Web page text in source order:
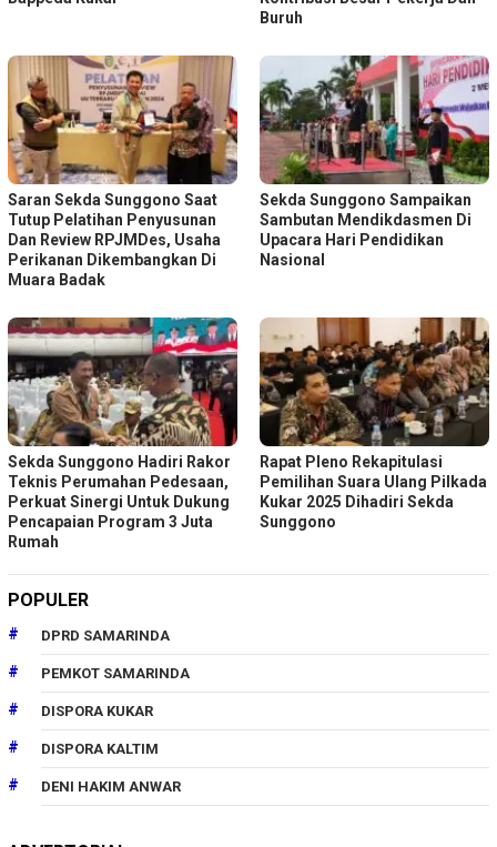
Buruh
Saran Sekda Sunggono Saat
Tutup Pelatihan Penyusunan
Dan Review RPJMDes, Usaha
Perikanan Dikembangkan Di
Muara Badak
Sekda Sunggono Sampaikan
Sambutan Mendikdasmen Di
Upacara Hari Pendidikan
Nasional
Sekda Sunggono Hadiri Rakor
Teknis Perumahan Pedesaan,
Perkuat Sinergi Untuk Dukung
Pencapaian Program 3 Juta
Rumah
Rapat Pleno Rekapitulasi
Pemilihan Suara Ulang Pilkada
Kukar 2025 Dihadiri Sekda
Sunggono
POPULER
DPRD SAMARINDA
PEMKOT SAMARINDA
DISPORA KUKAR
DISPORA KALTIM
DENI HAKIM ANWAR